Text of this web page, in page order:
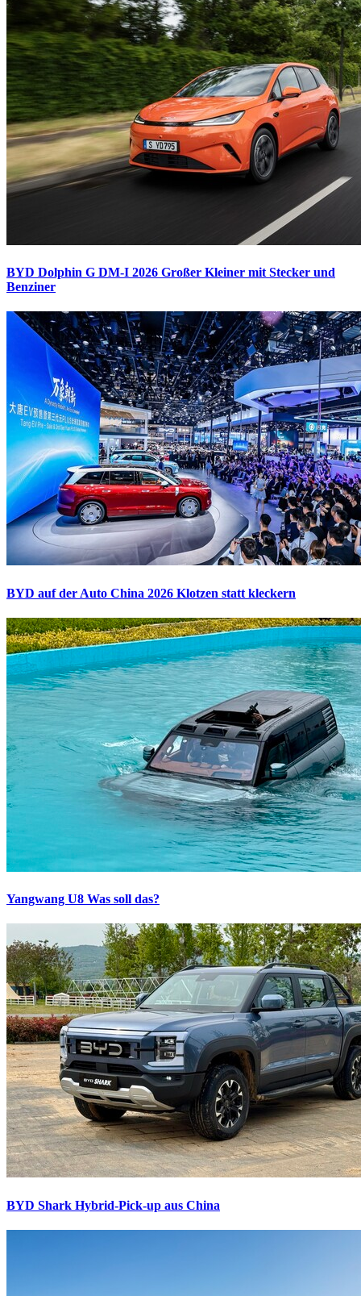
BYD Dolphin G DM-I 2026 Großer Kleiner mit Stecker und
Benziner
BYD auf der Auto China 2026 Klotzen statt kleckern
Yangwang U8 Was soll das?
BYD Shark Hybrid-Pick-up aus China